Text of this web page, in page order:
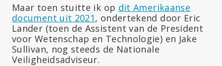
Maar toen stuitte ik op dit Amerikaanse
document uit 2021, ondertekend door Eric
Lander (toen de Assistent van de President
voor Wetenschap en Technologie) en Jake
Sullivan, nog steeds de Nationale
Veiligheidsadviseur.